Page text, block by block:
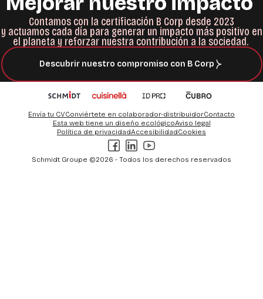
Contamos con la certificación B Corp desde 2023
y actuamos cada día para generarun impacto más positivo en
el planeta y reforzar nuestra contribución a la sociedad.
Descubrir nuestro compromiso con B Corp
Schmidt Groupe ©2026 - Todos los derechos reservados
Envía tu CVConviértete en colaborador-distribuidorContacto
Esta web tiene un diseño ecológicoAviso legal
Política de privacidadAccesibilidadCookies
Facebook
LinkedIn
Youtube